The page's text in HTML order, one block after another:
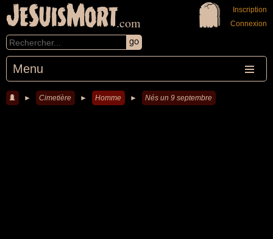
JeSuisMort.com
Menu
Inscription
Connexion
► Cimetière ► Homme ► Nés un 9 septembre